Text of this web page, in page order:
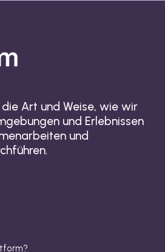
Art und Weise, wie wir
und Erlebnissen
und